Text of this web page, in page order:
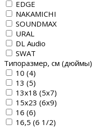
EDGE
NAKAMICHI
SOUNDMAX
URAL
DL Audio
SWAT
Типоразмер, см (дюймы)
10 (4)
13 (5)
13х18 (5х7)
15х23 (6х9)
16 (6)
16,5 (6 1/2)